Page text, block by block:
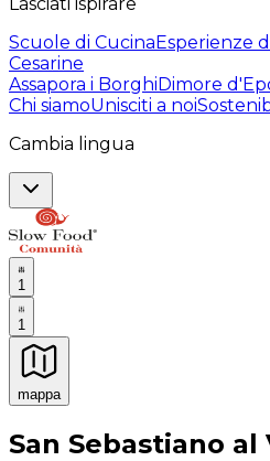
Scuole di CucinaEsperienze
Cesarine
Assapora i BorghiDimore
Chi siamoUnisciti a noi
Cambia lingua
1
1
mappa
Esperienze culinarie
San Sebastiano al